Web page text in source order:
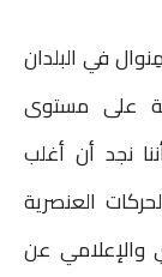
في البلدان
على مستوى
نجد أن أغلب
العنصرية
والإعلامي عن